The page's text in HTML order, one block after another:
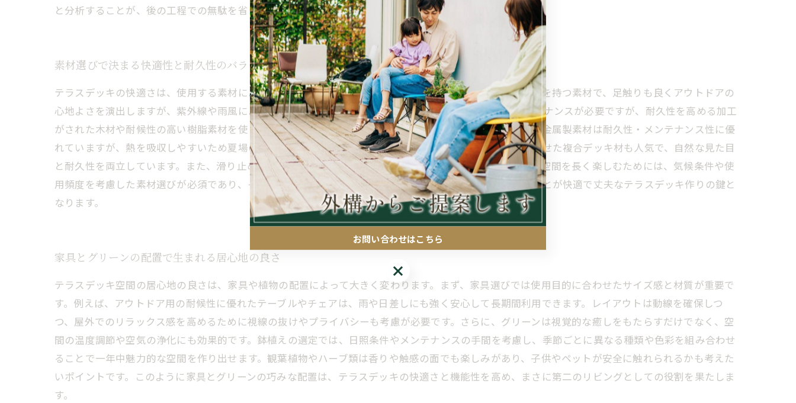
と分析することが、後の工程での無駄を省き、より理想的なテラスデッキ作りにつながるのです。
素材選びで決まる快適性と耐久性のバランス
テラスデッキの快適さは、使用する素材によって大きく左右されます。木材は自然な風合いと優れた温かみを持つ素材で、足触りも良くアウトドアの
心地よさを演出しますが、紫外線や雨風による劣化が避けられません。これを防ぐためには定期的なメンテナンスが必要ですが、耐久性を高める加工
がされた木材や耐候性の高い樹脂素材を使うことで手間を軽減できます。一方で、アルミやスチールなどの金属製素材は耐久性・メンテナンス性に優
れていますが、熱を吸収しやすいため夏場の表面温度上昇に注意が必要です。近年は木材と樹脂を組み合わせた複合デッキ材も人気で、自然な見た目
と耐久性を両立しています。また、滑り止め加工や防腐処理が施されているかも確認ポイントです。快適な空間を長く楽しむためには、気候条件や使
用頻度を考慮した素材選びが必須であり、それぞれの素材の特性を理解した上で、適切な素材を選択することが快適で丈夫なテラスデッキ作りの鍵と
なります。
家具とグリーンの配置で生まれる居心地の良さ
テラスデッキ空間の居心地の良さは、家具や植物の配置によって大きく変わります。まず、家具選びでは使用目的に合わせたサイズ感と材質が重要で
す。例えば、アウトドア用の耐候性に優れたテーブルやチェアは、雨や日差しにも強く安心して長期間利用できます。レイアウトは動線を確保しつ
つ、屋外でのリラックス感を高めるために視線の抜けやプライバシーも考慮が必要です。さらに、グリーンは視覚的な癒しをもたらすだけでなく、空
間の温度調節や空気の浄化にも効果的です。鉢植えの選定では、日照条件やメンテナンスの手間を考慮し、季節ごとに異なる種類や色彩を組み合わせ
ることで一年中魅力的な空間を作り出せます。観葉植物やハーブ類は香りや触感の面でも楽しみがあり、子供やペットが安全に触れられるかも考えた
いポイントです。このように家具とグリーンの巧みな配置は、テラスデッキの快適さと機能性を高め、まさに第二のリビングとしての役割を果たしま
す。
お問い合わせはこちら
お問い合わせはこちら